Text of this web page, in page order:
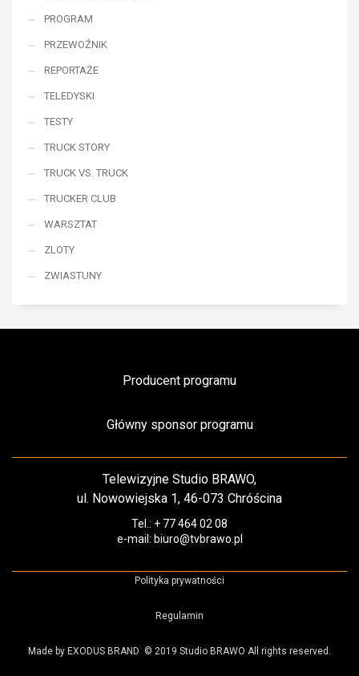
PROGRAM
PRZEWOŹNIK
REPORTAŻE
TELEDYSKI
TESTY
TRUCK STORY
TRUCK VS. TRUCK
TRUCKER CLUB
WARSZTAT
ZLOTY
ZWIASTUNY
Producent programu
Główny sponsor programu
Telewizyjne Studio BRAWO,
ul. Nowowiejska 1, 46-073 Chróścina
Tel.: + 77 464 02 08
e-mail: biuro@tvbrawo.pl
Polityka prywatności
Regulamin
Made by EXODUS BRAND © 2019 Studio BRAWO All rights reserved.